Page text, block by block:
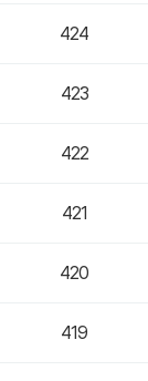
424
423
422
421
420
419